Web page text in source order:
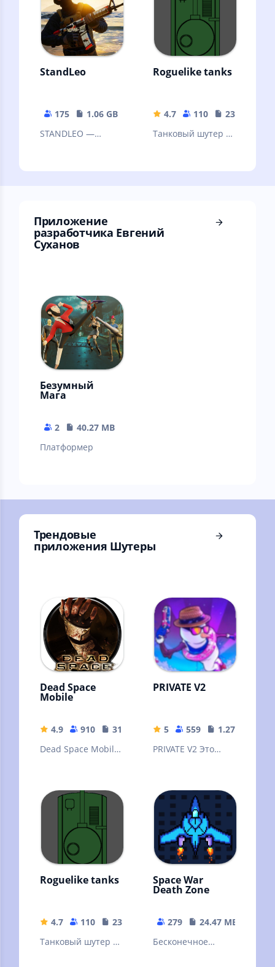
StandLeo
175
1.06 GB
STANDLEO —
Roguelike tanks
4.7 110
23.49 MB
Танковый шутер с
Приложение
разработчика Евгений
Суханов
Безумный
Мага
2
40.27 MB
Платформер
Трендовые
приложения Шутеры
Dead Space
Mobile
4.9 910
310.64 MB
Dead Space Mobile
созданная
Electronic Arts
PRIVATE V2
5 559
1.27 GB
PRIVATE V2 Это
серверов Standoff
2!
Roguelike tanks
4.7 110
23.49 MB
Танковый шутер с
Space War
Death Zone
279
24.47 MB
Бесконечное